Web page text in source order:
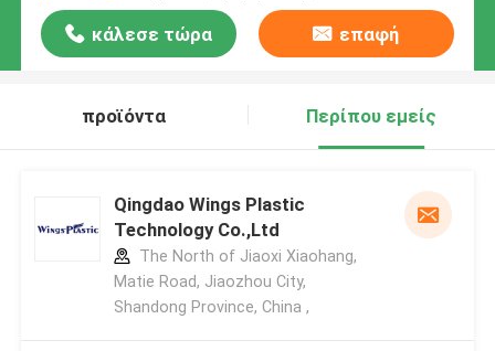
κάλεσε τώρα επαφή
προϊόντα Περίπου εμείς
Qingdao Wings Plastic
Technology Co.,Ltd
The North of Jiaoxi Xiaohang,
Matie Road, Jiaozhou City,
Shandong Province, China ,